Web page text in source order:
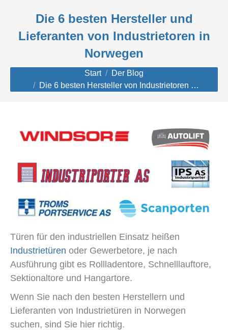
Die 6 besten Hersteller und
Lieferanten von Industrietoren in
Norwegen
Sie befinden sich hier:
Start
Der Blog
Die 6 besten Hersteller von Industrietoren …
Türen für den industriellen Einsatz heißen
Industrietüren oder Gewerbetore, je nach
Ausführung gibt es Rollladentore, Schnelllauftore,
Sektionaltore und Hangartore.
Wenn Sie nach den besten Herstellern und
Lieferanten von Industrietüren in Norwegen
suchen, sind Sie hier richtig.